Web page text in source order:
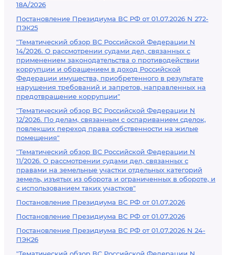
18А/2026
Постановление Президиума ВС РФ от 01.07.2026 N 272-
ПЭК25
"Тематический обзор ВС Российской Федерации N
14/2026. О рассмотрении судами дел, связанных с
применением законодательства о противодействии
коррупции и обращением в доход Российской
Федерации имущества, приобретенного в результате
нарушения требований и запретов, направленных на
предотвращение коррупции"
"Тематический обзор ВС Российской Федерации N
12/2026. По делам, связанным с оспариванием сделок,
повлекших переход права собственности на жилые
помещения"
"Тематический обзор ВС Российской Федерации N
11/2026. О рассмотрении судами дел, связанных с
правами на земельные участки отдельных категорий
земель, изъятых из оборота и ограниченных в обороте, и
с использованием таких участков"
Постановление Президиума ВС РФ от 01.07.2026
Постановление Президиума ВС РФ от 01.07.2026
Постановление Президиума ВС РФ от 01.07.2026 N 24-
ПЭК26